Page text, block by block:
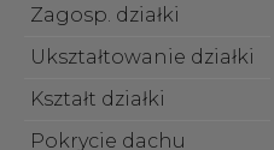
Zagosp. działki
Ukształtowanie działki
Kształt działki
Pokrycie dachu